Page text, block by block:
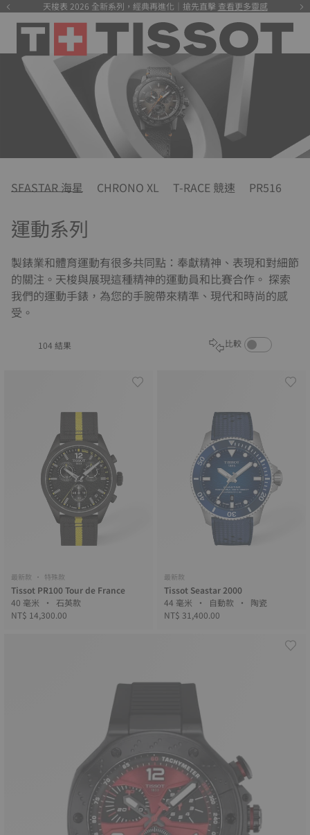
天梭表 2026 全新系列，經典再進化｜搶先直擊 查看更多靈感
SEASTAR 海星 CHRONO XL T-RACE 競速 PR516
運動系列
製錶業和體育運動有很多共同點：奉獻精神、表現和對細節
的關注。天梭與展現這種精神的運動員和比賽合作。 探索
我們的運動手錶，為您的手腕帶來精準、現代和時尚的感
受。
104 結果 比較 啟用商品比較功能
最新款 • 特殊款
Tissot PR100 Tour de France
40 毫米 • 石英款
NT$ 14,300.00
最新款
Tissot Seastar 2000
44 毫米 • 自動款 • 陶瓷
NT$ 31,400.00